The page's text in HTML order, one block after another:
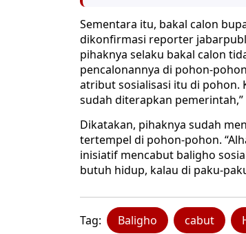
Sementara itu, bakal calon
dikonfirmasi reporter
pihaknya selaku bakal calon
pencalonannya di pohon-
atribut sosialisasi itu di pohon.
sudah diterapkan pemerintah,”
Dikatakan, pihaknya sudah
tertempel di pohon-pohon.
inisiatif mencabut baligho
butuh hidup, kalau di paku-
Tag: Baligho cabut